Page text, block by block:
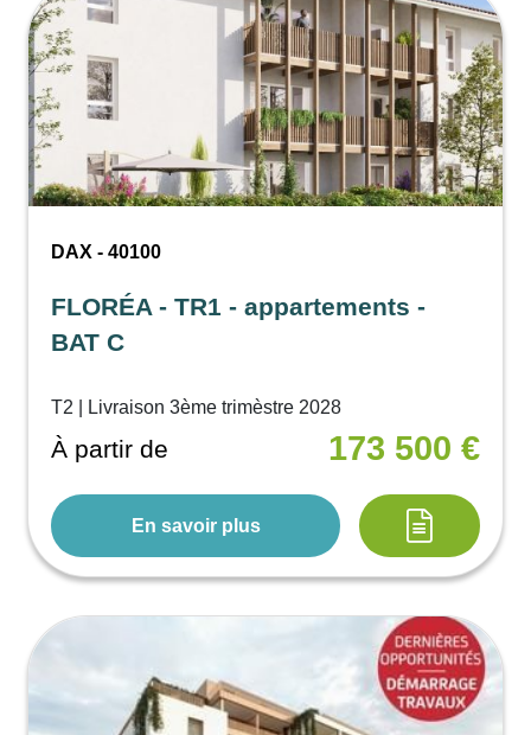
DAX - 40100
FLORÉA - TR1 - appartements -
BAT C
T2 | Livraison 3ème trimèstre 2028
À partir de 173 500 €
En savoir plus